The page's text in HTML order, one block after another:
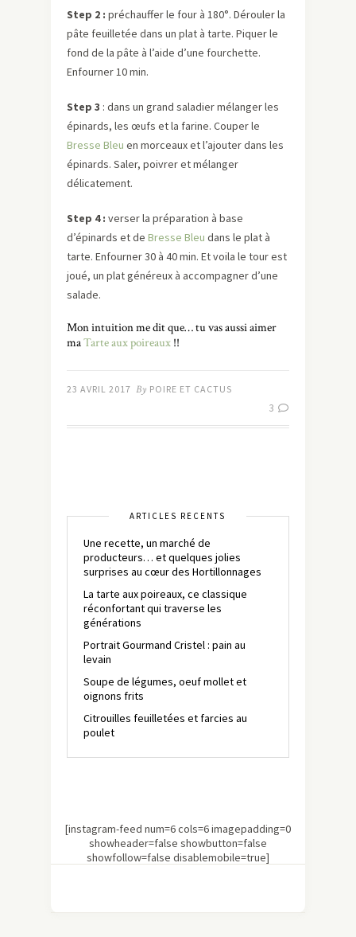
Step 2 : préchauffer le four à 180°. Dérouler la
pâte feuilletée dans un plat à tarte. Piquer le
fond de la pâte à l’aide d’une fourchette.
Enfourner 10 min.
Step 3 : dans un grand saladier mélanger les
épinards, les œufs et la farine. Couper le
Bresse Bleu en morceaux et l’ajouter dans les
épinards. Saler, poivrer et mélanger
délicatement.
Step 4 : verser la préparation à base
d’épinards et de Bresse Bleu dans le plat à
tarte. Enfourner 30 à 40 min. Et voila le tour est
joué, un plat généreux à accompagner d’une
salade.
Mon intuition me dit que… tu vas aussi aimer
maTarte aux poireaux !!
23 AVRIL 2017 By POIRE ET CACTUS
3
ARTICLES RÉCENTS
Une recette, un marché de
producteurs… et quelques jolies
surprises au cœur des Hortillonnages
La tarte aux poireaux, ce classique
réconfortant qui traverse les
générations
Portrait Gourmand Cristel : pain au
levain
Soupe de légumes, oeuf mollet et
oignons frits
Citrouilles feuilletées et farcies au
poulet
[instagram-feed num=6 cols=6 imagepadding=0
showheader=false showbutton=false
showfollow=false disablemobile=true]